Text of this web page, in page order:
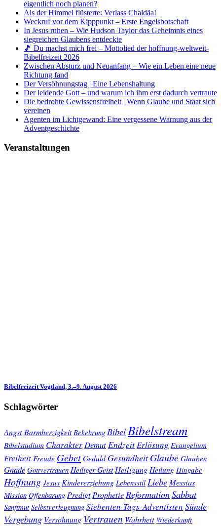
eigentlich noch planen?
Als der Himmel flüsterte: Verlass Chaldäa!
Weckruf vor dem Kipppunkt – Erste Engelsbotschaft
In Jesus ruhen – Wie Hudson Taylor das Geheimnis eines
siegreichen Glaubens entdeckte
🎵 Du machst mich frei – Mottolied der hoffnung-weltweit-
Bibelfreizeit 2026
Zwischen Absturz und Neuanfang – Wie ein Leben eine neue
Richtung fand
Der Versöhnungstag | Eine Lebenshaltung
Der leidende Gott – und warum ich ihm erst dadurch vertraute
Die bedrohte Gewissensfreiheit | Wenn Glaube und Staat sich
vereinen
Agenten im Lichtgewand: Eine vergessene Warnung aus der
Adventgeschichte
Veranstaltungen
Bibelfreizeit Vogtland, 3.–9. August 2026
Schlagwörter
Angst Barmherzigkeit Bekehrung Bibel Bibelstream
Bibelstudium Charakter Demut EndzeitErlösung Evangelium
Freiheit Freude GebetGeduld Gesundheit Glaube Glauben
Gnade Gottvertrauen Heiliger Geist Heiligung Heilung Hingabe
Hoffnung Jesus Kindererziehung Lebensstil Liebe Messias
Mission Offenbarung Predigt Prophetie ReformationSabbat
Sanftmut Selbstverleugnung Siebenten-Tags-Adventisten Sünde
Vergebung Versöhnung Vertrauen Wahrheit Wiederkunft